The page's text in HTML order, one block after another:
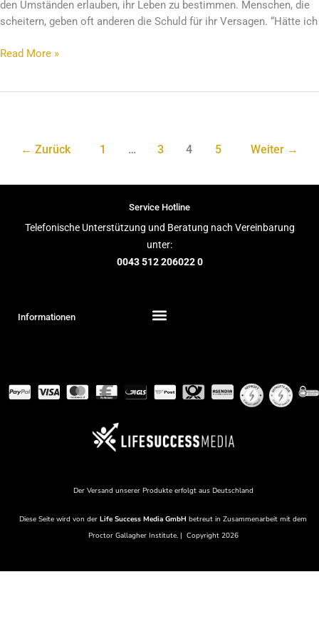
den Umständen erlauben, ihr Leben zu bestimmen. Menschen, die
scheitern, geben oft anderen die Schuld für ihr Versagen. “Hätte ich
Read More »
← Zurück 1 … 3 4 5 Weiter →
Service Hotline
Telefonische Unterstützung und Beratung nach Vereinbarung
unter:
0043 512 206022 0
Informationen
Der Versand unserer Produkte erfolgt aus Deutschland
Diese Seite wird von der Life Success Media GmbH betreut in Zusammenarbeit mit dem
Proctor Gallagher Institute. | Copyright 2026